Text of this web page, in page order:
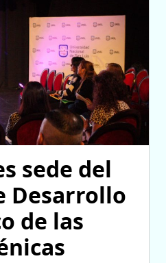
sede del
Desarrollo
de las